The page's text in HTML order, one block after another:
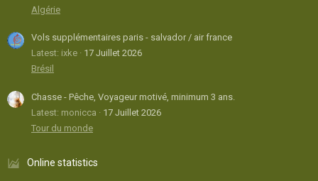
Algérie
Vols supplémentaires paris - salvador / air france
Latest: ixke
17 Juillet 2026
Brésil
Chasse - Pêche, Voyageur motivé, minimum 3 ans.
Latest: monicca
17 Juillet 2026
Tour du monde
Online statistics